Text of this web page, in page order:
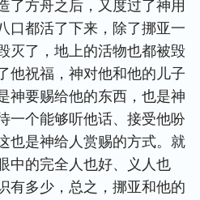
了方舟之后，又度过了神用
口都活了下来，除了挪亚一
灭了，地上的活物也都被毁
他祝福，神对他和他的儿子
神要赐给他的东西，也是神
一个能够听他话、接受他吩
也是神给人赏赐的方式。就
中的完全人也好、义人也
有多少，总之，挪亚和他的